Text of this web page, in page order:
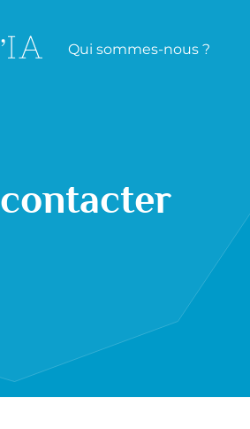
Qui sommes-nous ?
contacter